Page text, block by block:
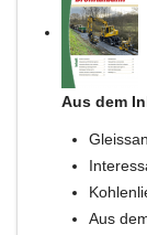
Aus dem
Aus